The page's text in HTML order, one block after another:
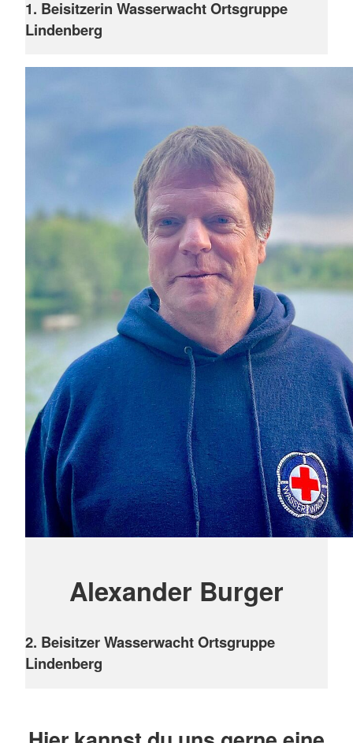
1. Beisitzerin Wasserwacht Ortsgruppe
Lindenberg
Alexander Burger
2. Beisitzer Wasserwacht Ortsgruppe
Lindenberg